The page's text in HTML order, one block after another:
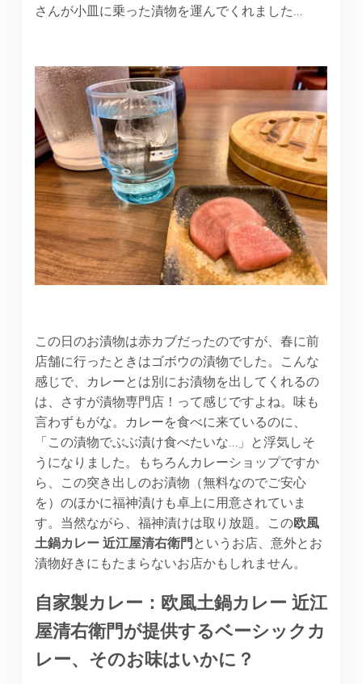
さんが小皿に乗った漬物を運んでくれました…
この日のお漬物は赤カブだったのですが、春に前
店舗に行ったときはゴボウの漬物でした。こんな
感じで、カレーとは別にお漬物を出してくれるの
は、さすが漬物専門店！って感じですよね。味も
言わずもがな。カレーを食べに来ているのに、
「この漬物でぶぶ漬け食べたいな…」と浮気しそ
うになりました。もちろんカレーショップですか
ら、この突き出しのお漬物（無料なのでご安心
を）のほかに福神漬けも卓上に用意されていま
す。当然ながら、福神漬けは取り放題。この欧風
土鍋カレー近江屋清右衛門というお店、意外とお
漬物好きにもたまらないお店かもしれません。
自家製カレー：欧風土鍋カレー 近江
屋清右衛門が提供するベーシックカ
レー、そのお味はいかに？